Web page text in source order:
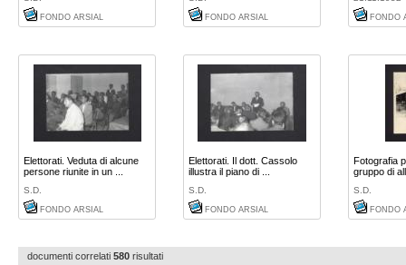
FONDO ARSIAL FONDO ARSIAL FONDO
Elettorati. Veduta di alcune
persone riunite in un ...
S.D.
FONDO ARSIAL
Elettorati. Il dott. Cassolo
illustra il piano di ...
S.D.
FONDO ARSIAL
Fotografia
gruppo di
S.D.
FONDO
documenti correlati 580 risultati